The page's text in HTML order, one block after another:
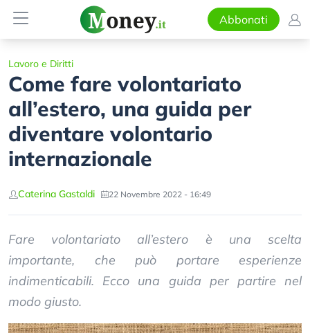
Abbonati
Lavoro e Diritti
Come fare volontariato
all’estero, una guida per
diventare volontario
internazionale
Caterina Gastaldi 22 Novembre 2022 - 16:49
Fare volontariato all’estero è una scelta
importante, che può portare esperienze
indimenticabili. Ecco una guida per partire nel
modo giusto.